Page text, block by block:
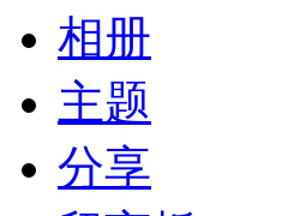
相册
主题
分享